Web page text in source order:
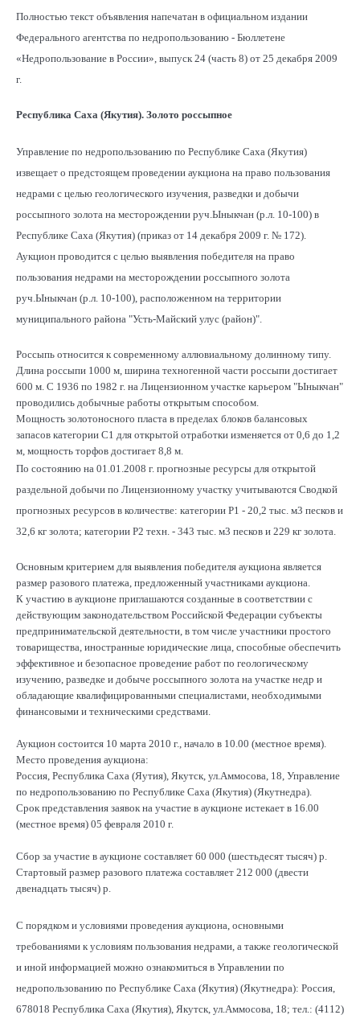
Полностью текст объявления напечатан в официальном издании
Федерального агентства по недропользованию - Бюллетене
«Недропользование в России», выпуск 24 (часть 8) от 25 декабря 2009
г.
Республика Саха (Якутия). Золото россыпное
Управление по недропользованию по Республике Саха (Якутия)
извещает о предстоящем проведении аукциона на право пользования
недрами с целью геологического изучения, разведки и добычи
россыпного золота на месторождении руч.Ыныкчан (р.л. 10-100) в
Республике Саха (Якутия) (приказ от 14 декабря 2009 г. № 172).
Аукцион проводится с целью выявления победителя на право
пользования недрами на месторождении россыпного золота
руч.Ыныкчан (р.л. 10-100), расположенном на территории
муниципального района "Усть-Майский улус (район)".
Россыпь относится к современному аллювиальному долинному типу.
Длина россыпи 1000 м, ширина техногенной части россыпи достигает
600 м. С 1936 по 1982 г. на Лицензионном участке карьером "Ыныкчан"
проводились добычные работы открытым способом.
Мощность золотоносного пласта в пределах блоков балансовых
запасов категории С1 для открытой отработки изменяется от 0,6 до 1,2
м, мощность торфов достигает 8,8 м.
По состоянию на 01.01.2008 г. прогнозные ресурсы для открытой
раздельной добычи по Лицензионному участку учитываются Сводкой
прогнозных ресурсов в количестве: категории Р1 - 20,2 тыс. м3 песков и
32,6 кг золота; категории Р2 техн. - 343 тыс. м3 песков и 229 кг золота.
Основным критерием для выявления победителя аукциона является
размер разового платежа, предложенный участниками аукциона.
К участию в аукционе приглашаются созданные в соответствии с
действующим законодательством Российской Федерации субъекты
предпринимательской деятельности, в том числе участники простого
товарищества, иностранные юридические лица, способные обеспечить
эффективное и безопасное проведение работ по геологическому
изучению, разведке и добыче россыпного золота на участке недр и
обладающие квалифицированными специалистами, необходимыми
финансовыми и техническими средствами.
Аукцион состоится 10 марта 2010 г., начало в 10.00 (местное время).
Место проведения аукциона:
Россия, Республика Саха (Яутия), Якутск, ул.Аммосова, 18, Управление
по недропользованию по Республике Саха (Якутия) (Якутнедра).
Срок представления заявок на участие в аукционе истекает в 16.00
(местное время) 05 февраля 2010 г.
Сбор за участие в аукционе составляет 60 000 (шестьдесят тысяч) р.
Стартовый размер разового платежа составляет 212 000 (двести
двенадцать тысяч) р.
С порядком и условиями проведения аукциона, основными
требованиями к условиям пользования недрами, а также геологической
и иной информацией можно ознакомиться в Управлении по
недропользованию по Республике Саха (Якутия) (Якутнедра): Россия,
678018 Республика Саха (Якутия), Якутск, ул.Аммосова, 18; тел.: (4112)